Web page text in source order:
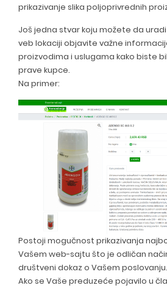
prikazivanje slika poljoprivrednih
Još jedna stvar koju možete da
veb lokaciji objavite važne
proizvodima i uslugama kako biste
prave kupce.
Na primer:
Postoji mogučnost prikazivanja
Vašem web-sajtu što je odličan
društveni dokaz o Vašem poslovanju.
Ako se Vaše preduzeće pojavilo u